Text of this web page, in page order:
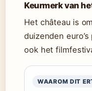
Keurmerk van
Het château is
duizenden
ook het
WAAROM DIT